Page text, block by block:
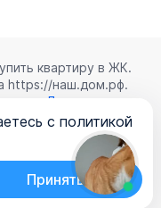
квартиру в ЖК.
https://наш.дом.рф.
с
Лицензионным
и
данных
с политикой
Принять